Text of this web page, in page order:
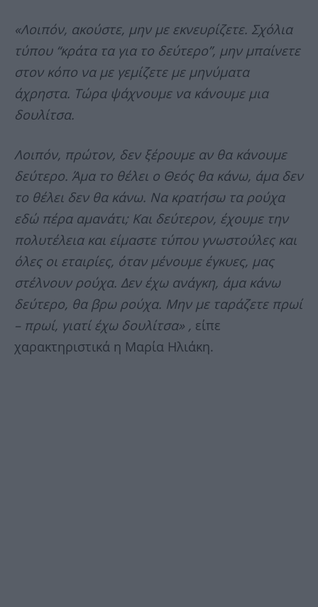
«Λοιπόν, ακούστε, μην με εκνευρίζετε. Σχόλια
τύπου “κράτα τα για το δεύτερο”, μην μπαίνετε
στον κόπο να με γεμίζετε με μηνύματα
άχρηστα. Τώρα ψάχνουμε να κάνουμε μια
δουλίτσα.
Λοιπόν, πρώτον, δεν ξέρουμε αν θα κάνουμε
δεύτερο. Άμα το θέλει ο Θεός θα κάνω, άμα δεν
το θέλει δεν θα κάνω. Να κρατήσω τα ρούχα
εδώ πέρα αμανάτι; Και δεύτερον, έχουμε την
πολυτέλεια και είμαστε τύπου γνωστούλες και
όλες οι εταιρίες, όταν μένουμε έγκυες, μας
στέλνουν ρούχα. Δεν έχω ανάγκη, άμα κάνω
δεύτερο, θα βρω ρούχα. Μην με ταράζετε πρωί
– πρωί, γιατί έχω δουλίτσα» , είπε
χαρακτηριστικά η Μαρία Ηλιάκη.